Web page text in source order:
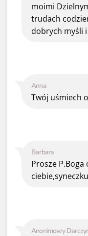
Anonimowy
Barbara
Prosze P.Boga
Anna
Twój uśmiech
moimi
trudach
dobrych myśli